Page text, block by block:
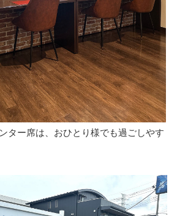
ター席は、おひとり様でも過ごしやす